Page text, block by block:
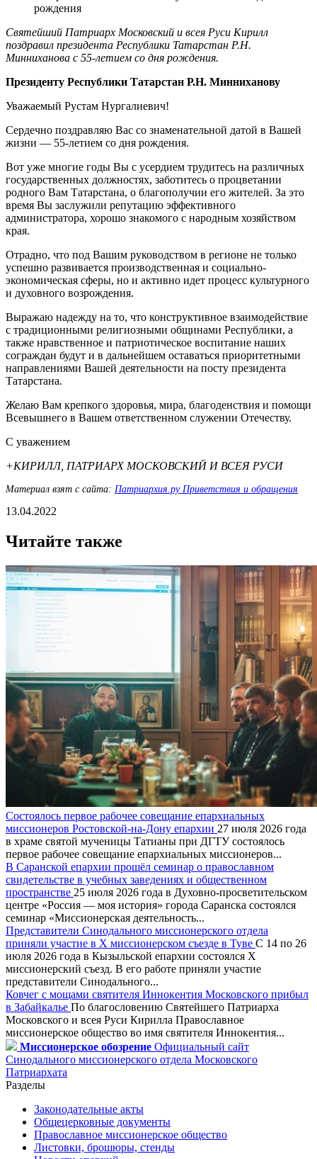
Святейший Патриарх Московский и всея Руси Кирилл
поздравил президента Республики Татарстан Р.Н.
Минниханова с 55-летием со дня рождения.
Президенту Республики Татарстан Р.Н. Минниханову
Уважаемый Рустам Нургалиевич!
Сердечно поздравляю Вас со знаменательной датой в Вашей
жизни — 55-летием со дня рождения.
Вот уже многие годы Вы с усердием трудитесь на различных
государственных должностях, заботитесь о процветании
родного Вам Татарстана, о благополучии его жителей. За это
время Вы заслужили репутацию эффективного
администратора, хорошо знакомого с народным хозяйством
края.
Отрадно, что под Вашим руководством в регионе не только
успешно развивается производственная и социально-
экономическая сферы, но и активно идет процесс культурного
и духовного возрождения.
Выражаю надежду на то, что конструктивное взаимодействие
с традиционными религиозными общинами Республики, а
также нравственное и патриотическое воспитание наших
сограждан будут и в дальнейшем оставаться приоритетными
направлениями Вашей деятельности на посту президента
Татарстана.
Желаю Вам крепкого здоровья, мира, благоденствия и помощи
Всевышнего в Вашем ответственном служении Отечеству.
С уважением
+КИРИЛЛ, ПАТРИАРХ МОСКОВСКИЙ И ВСЕЯ РУСИ
Материал взят с сайта: Патриархия.ру Приветствия и обращения
13.04.2022
Читайте также
Состоялось первое рабочее совещание епархиальных
миссионеров Ростовской-на-Дону епархии 27 июля 2026 года
в храме святой мученицы Татианы при ДГТУ состоялось
первое рабочее совещание епархиальных миссионеров...
В Саранской епархии прошёл семинар о православном
свидетельстве в учебных заведениях и общественном
пространстве 25 июля 2026 года в Духовно-просветительском
центре «Россия — моя история» города Саранска состоялся
семинар «Миссионерская деятельность...
Представители Синодального миссионерского отдела
приняли участие в X миссионерском съезде в Туве С 14 по 26
июля 2026 года в Кызыльской епархии состоялся X
миссионерский съезд. В его работе приняли участие
представители Синодального...
Ковчег с мощами святителя Иннокентия Московского прибыл
в Забайкалье По благословению Святейшего Патриарха
Московского и всея Руси Кирилла Православное
миссионерское общество во имя святителя Иннокентия...
Миссионерское обозрение Официальный сайт
Синодального миссионерского отдела Московского
Патриархата
Разделы
Законодательные акты
Общецерковные документы
Православное миссионерское общество
Листовки, брошюры, стенды